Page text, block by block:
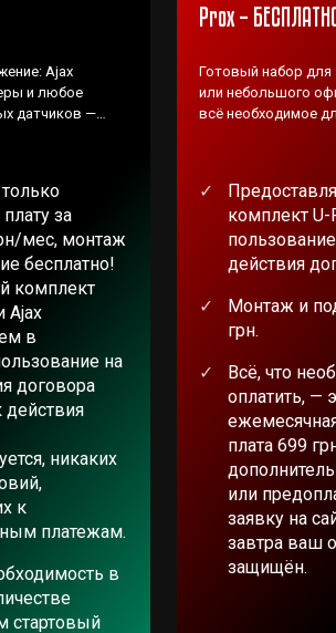
Ajax
и любое
датчиков —
за
мес, монтаж
бесплатно!
комплект
Ajax
в
на
договора
действия
никаких
к
платежам.
в
стартовый
Prox –
Готовый набор
или небольшого
всё необходимое
комплект
действия
Монтаж и
грн.
Всё, что
оплатить, —
плата 699
или
заявку на
завтра ваш
защищён.